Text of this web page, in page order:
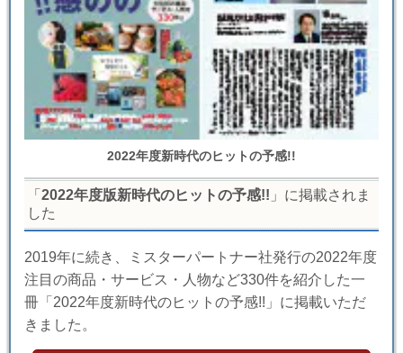
2022年度新時代のヒットの予感!!
「 2022年度版新時代のヒットの予感!! 」に掲載されま
した
2019年に続き、ミスターパートナー社発行の2022年度
注目の商品・サービス・人物など330件を紹介した一
冊「2022年度新時代のヒットの予感!!」に掲載いただ
きました。